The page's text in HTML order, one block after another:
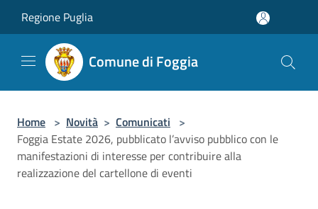
Regione Puglia
Comune di Foggia
Home > Novità > Comunicati >
Foggia Estate 2026, pubblicato l’avviso pubblico con le
manifestazioni di interesse per contribuire alla
realizzazione del cartellone di eventi